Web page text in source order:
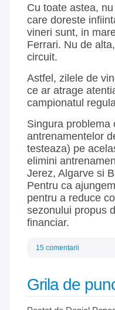
Cu toate astea,
care doreste
vineri sunt, in
Ferrari. Nu de
circuit.
Astfel, zilele de
ce ar atrage
campionatul
Singura problema
antrenamentelor
testeaza) pe
elimini
Jerez, Algarve si
Pentru ca
pentru a reduce
sezonului propus
financiar.
15 comentarii
Grila de